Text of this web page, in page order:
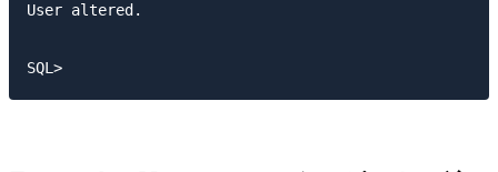
User altered.